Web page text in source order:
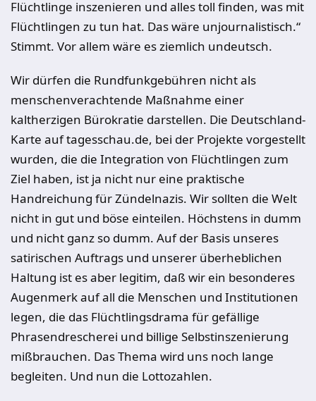
Flüchtlinge inszenieren und alles toll finden, was mit
Flüchtlingen zu tun hat. Das wäre unjournalistisch.“
Stimmt. Vor allem wäre es ziemlich undeutsch.
Wir dürfen die Rundfunkgebühren nicht als
menschenverachtende Maßnahme einer
kaltherzigen Bürokratie darstellen. Die Deutschland-
Karte auf tagesschau.de, bei der Projekte vorgestellt
wurden, die die Integration von Flüchtlingen zum
Ziel haben, ist ja nicht nur eine praktische
Handreichung für Zündelnazis. Wir sollten die Welt
nicht in gut und böse einteilen. Höchstens in dumm
und nicht ganz so dumm. Auf der Basis unseres
satirischen Auftrags und unserer überheblichen
Haltung ist es aber legitim, daß wir ein besonderes
Augenmerk auf all die Menschen und Institutionen
legen, die das Flüchtlingsdrama für gefällige
Phrasendrescherei und billige Selbstinszenierung
mißbrauchen. Das Thema wird uns noch lange
begleiten. Und nun die Lottozahlen.